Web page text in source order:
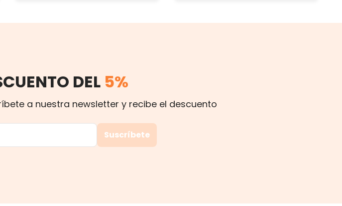
DEL 5%
a nuestra newsletter y recibe el descuento
Suscríbete